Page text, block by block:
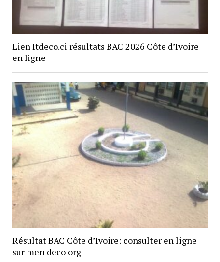
Lien Itdeco.ci résultats BAC 2026 Côte d’Ivoire
en ligne
Résultat BAC Côte d’Ivoire: consulter en ligne
sur men deco org